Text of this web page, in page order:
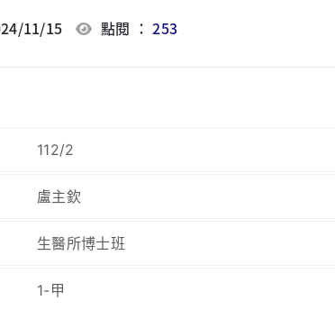
11/15 點閱 ：253
112/2
盧主欽
生醫所博士班
1-甲